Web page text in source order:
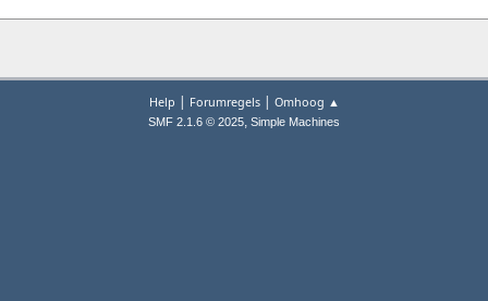
Help | Forumregels| Omhoog ▲
SMF 2.1.6 © 2025, Simple Machines